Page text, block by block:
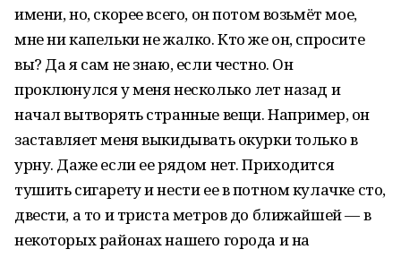
имени, но, скорее всего, он потом возьмёт мое,
мне ни капельки не жалко. Кто же он, спросите
вы? Да я сам не знаю, если честно. Он
проклюнулся у меня несколько лет назад и
начал вытворять странные вещи. Например, он
заставляет меня выкидывать окурки только в
урну. Даже если ее рядом нет. Приходится
тушить сигарету и нести ее в потном кулачке сто,
двести, а то и триста метров до ближайшей — в
некоторых районах нашего города и на